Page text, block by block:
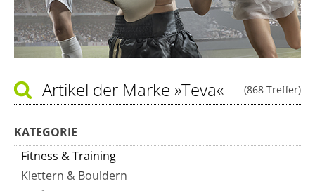
(868 Treffer)
Artikel der Marke »Teva«
KATEGORIE
Fitness & Training
Klettern & Bouldern